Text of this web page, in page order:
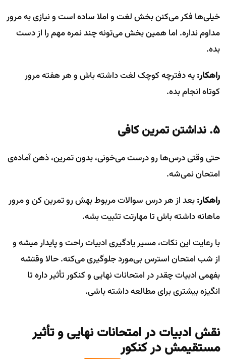
خیلی‌ها فکر می‌کنن بخش لغت و املا ساده است و نیازی به مرور
مداوم نداره. اما همین بخش می‌تونه چند نمره مهم را از دست
بده.
راهکار:یه دفترچه کوچک لغت داشته باش و هر هفته مرور
کوتاه انجام بده.
۵. نداشتن تمرین کافی
حتی وقتی درس‌ها رو درست می‌خونی، بدون تمرین، ذهن آماده‌ی
امتحان نمی‌شه.
راهکار:بعد از هر درس سوالات مربوط بهش رو تمرین کن و مرور
ماهانه داشته باش تا مهارتت تثبیت بشه.
با رعایت این نکات، مسیر یادگیری ادبیات راحت و پایدار میشه و
از شب امتحان استرس بی‌مورد جلوگیری می‌کنه. حالا وقتشه
بفهمی ادبیات چقدر در امتحانات نهایی و کنکور تأثیر داره تا
انگیزه بیشتری برای مطالعه داشته باشی.
نقش ادبیات در امتحانات نهایی و تأثیر
مستقیمش در کنکور